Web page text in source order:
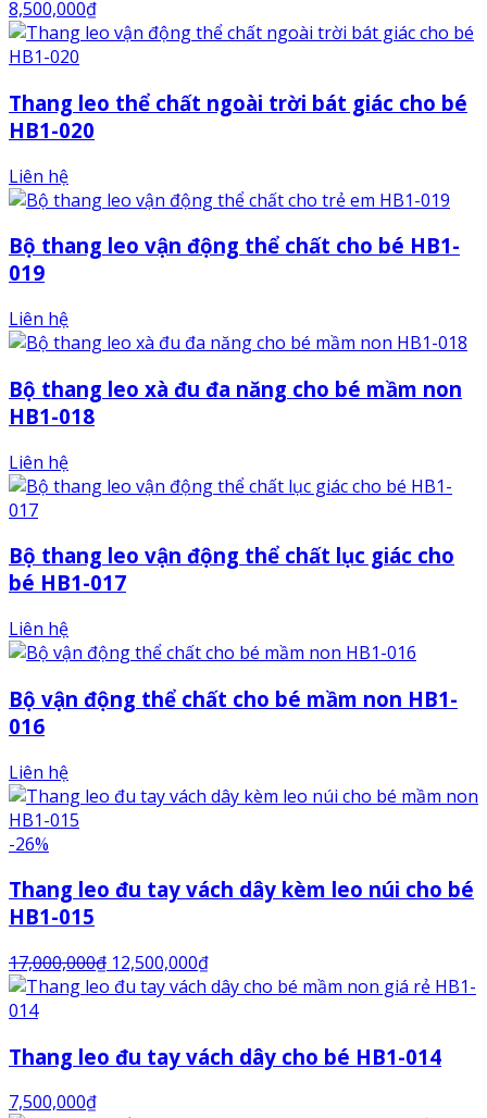
8,500,000₫
Thang leo thể chất ngoài trời bát giác cho bé
HB1-020
Liên hệ
Bộ thang leo vận động thể chất cho bé HB1-
019
Liên hệ
Bộ thang leo xà đu đa năng cho bé mầm non
HB1-018
Liên hệ
Bộ thang leo vận động thể chất lục giác cho
bé HB1-017
Liên hệ
Bộ vận động thể chất cho bé mầm non HB1-
016
Liên hệ
-26%
Thang leo đu tay vách dây kèm leo núi cho bé
HB1-015
17,000,000₫ 12,500,000₫
Thang leo đu tay vách dây cho bé HB1-014
7,500,000₫